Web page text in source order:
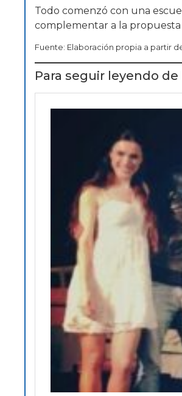
Todo comenzó con una
complementar a la propuesta
Fuente: Elaboración propia a partir
Para seguir leyendo